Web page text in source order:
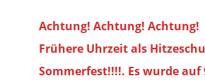
Achtung! Achtung! Achtung!
Frühere Uhrzeit als
Sommerfest!!!!. Es wurde auf